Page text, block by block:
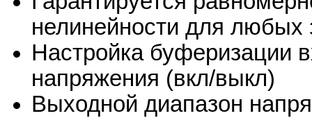
нелинейности для любых
Настройка буферизации
напряжения (вкл/выкл)
Выходной диапазон